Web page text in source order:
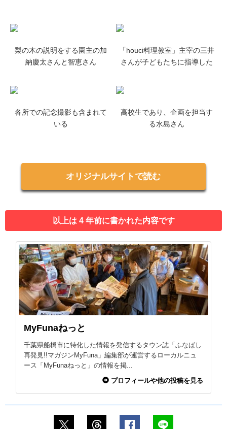
梨の木の説明をする園主の加
納慶太さんと智恵さん
「houci料理教室」主宰の三井
さんが子どもたちに指導した
各所での記念撮影も含まれて
いる
高校生であり、企画を担当す
る水島さん
オリジナルサイトで読む
以上は 4 年前に書かれた内容です
MyFunaねっと
千葉県船橋市に特化した情報を発信するタウン誌「ふなばし
再発見!!マガジンMyFuna」編集部が運営するローカルニュ
ース「MyFunaねっと」の情報を掲...
プロフィールや他の投稿を見る